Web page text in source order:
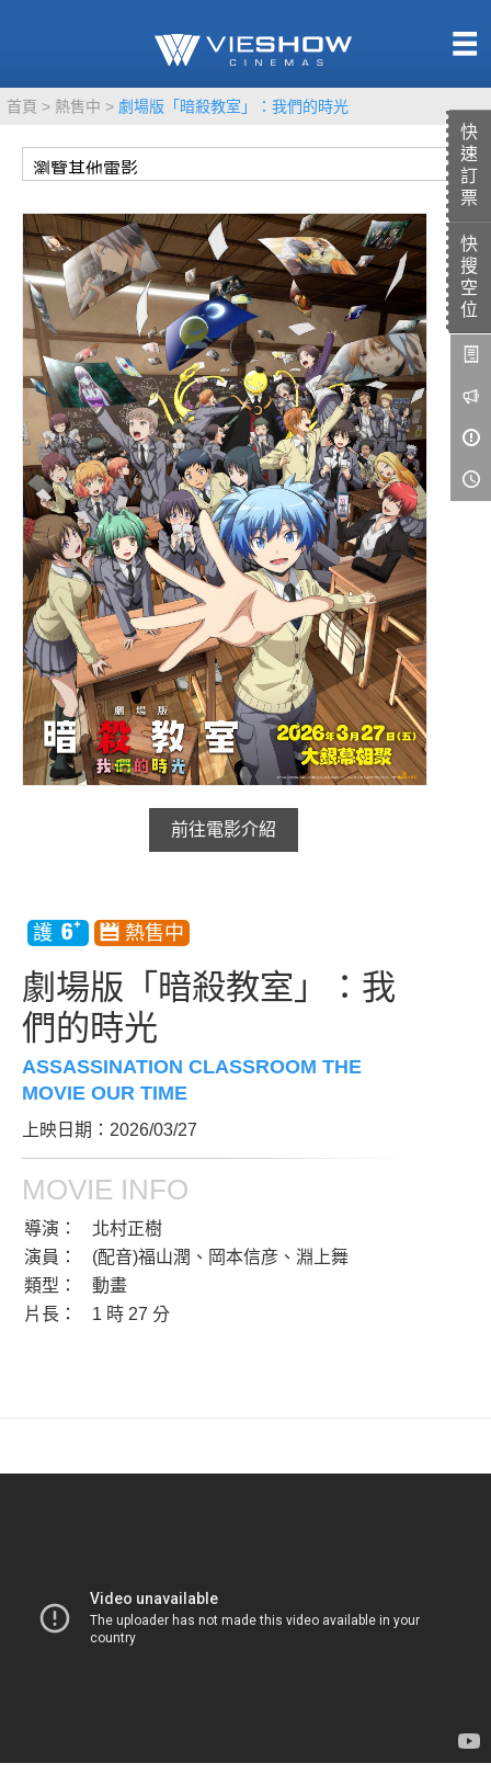
快
速
訂
票
快
搜
空
位
首頁 熱售中 劇場版「暗殺教室」：我們的時光
前往電影介紹
劇場版「暗殺教室」：我
們的時光
ASSASSINATION CLASSROOM THE
MOVIE OUR TIME
上映日期：2026/03/27
MOVIE INFO
導演：
北村正樹
演員：
(配音)福山潤、岡本信彦、淵上舞
類型：
動畫
片長：
1 時 27 分
熱售中
TITAN SCREEN
MUCROWN
IMAX
4DX
VR 演唱會
GOLD CLASS
AD口述影像
LIVE演唱會
影城餐飲
UNICORN
影城公告
影城活動
中獎名單
合作夥伴
商家介紹
加入iShow
會員活動
會員Q&A